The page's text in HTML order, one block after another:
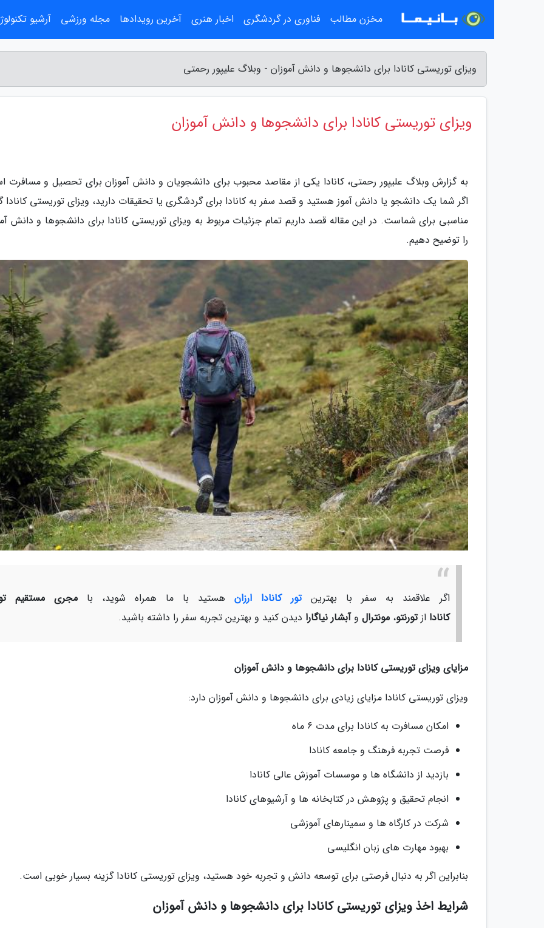
ویزای توریستی کانادا برای دانشجوها و دانش آموزان - وبلاگ علیپور رحمتی
ویزای توریستی کانادا برای دانشجوها و دانش آموزان
به گزارش وبلاگ علیپور رحمتی، کانادا یکی از مقاصد محبوب برای دانشجویان و دانش آموزان برای تحصیل و
اگر شما یک دانشجو یا دانش آموز هستید و قصد سفر به کانادا برای گردشگری یا تحقیقات دارید، ویزای توریستی کانادا
مناسبی برای شماست. در این مقاله قصد داریم تمام جزئیات مربوط به ویزای توریستی کانادا برای دانشجوها و دانش
را توضیح دهیم.
اگر علاقمند به سفر با بهترینتور کانادا ارزان هستید با ما همراه شوید، با مجری مستقیم
کانادا ازتورنتو، مونترال وآبشار نیاگارا دیدن کنید و بهترین تجربه سفر را داشته باشید.
مزایای ویزای توریستی کانادا برای دانشجوها و دانش آموزان
ویزای توریستی کانادا مزایای زیادی برای دانشجوها و دانش آموزان دارد:
امکان مسافرت به کانادا برای مدت 6 ماه
فرصت تجربه فرهنگ و جامعه کانادا
بازدید از دانشگاه ها و موسسات آموزش عالی کانادا
انجام تحقیق و پژوهش در کتابخانه ها و آرشیوهای کانادا
شرکت در کارگاه ها و سمینارهای آموزشی
بهبود مهارت های زبان انگلیسی
بنابراین اگر به دنبال فرصتی برای توسعه دانش و تجربه خود هستید، ویزای توریستی کانادا گزینه بسیار خوبی است.
شرایط اخذ ویزای توریستی کانادا برای دانشجوها و دانش آموزان
مخزن مطالب فناوری در گردشگری اخبار هنری آخرین رویدادها مجله ورزشی آرشیو